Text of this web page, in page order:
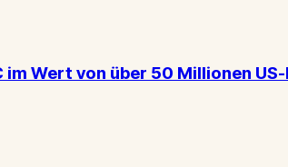
Wert von über 50 Millionen